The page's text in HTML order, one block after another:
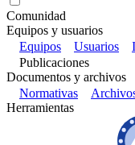
Comunidad
Equipos y usuarios
Equipos
Usuarios
Publicaciones
Documentos y archivos
Normativas
Herramientas